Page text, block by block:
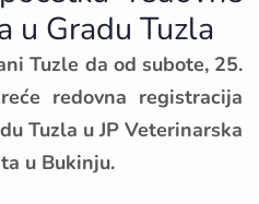
u Gradu Tuzla
Tuzle da od subote, 25.
redovna registracija
Tuzla u JP Veterinarska
u Bukinju.